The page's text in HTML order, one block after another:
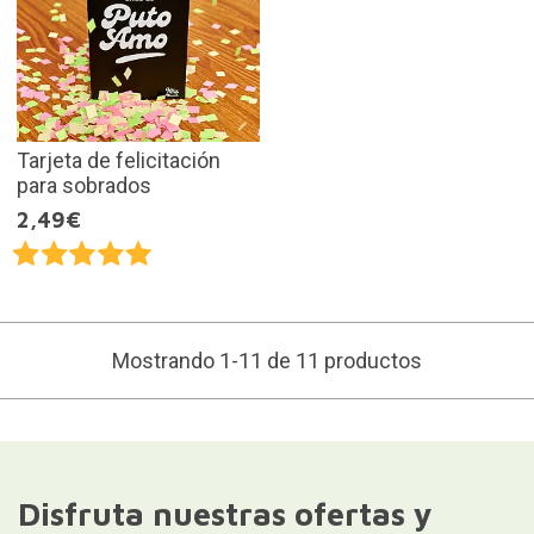
Tarjeta de felicitación
para sobrados
2,49€
Mostrando 1-11 de 11 productos
Disfruta nuestras ofertas y